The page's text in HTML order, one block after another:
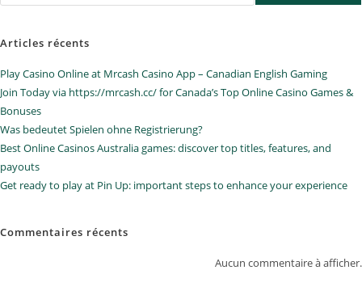
Articles récents
Play Casino Online at Mrcash Casino App – Canadian English Gaming
Join Today via https://mrcash.cc/ for Canada’s Top Online Casino Games &
Bonuses
Was bedeutet Spielen ohne Registrierung?
Best Online Casinos Australia games: discover top titles, features, and
payouts
Get ready to play at Pin Up: important steps to enhance your experience
Commentaires récents
Aucun commentaire à afficher.